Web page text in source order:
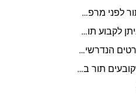
איך אני יכול לקבוע תור לפני מרפאה דחופה בסניף הגדוד העברי?
מהם השעות שבהן ניתן לקבוע תור לפני מרפאה דחופה בסניף הגדוד העברי?
מהם המסמכים והפרטים הנדרשים לקביעת תור לפני מרפאה דחופה בסניף הגדוד העברי?
מה תמיד שואלים לפני שקובעים תור בטרם מרפאה דחופה סניף הגדוד העברי?